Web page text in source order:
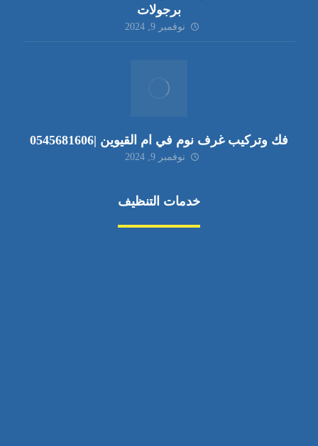
برجولات
نوفمبر 9, 2024
فك وتركيب غرف نوم في ام القيوين |0545681606
نوفمبر 9, 2024
خدمات التنظيف